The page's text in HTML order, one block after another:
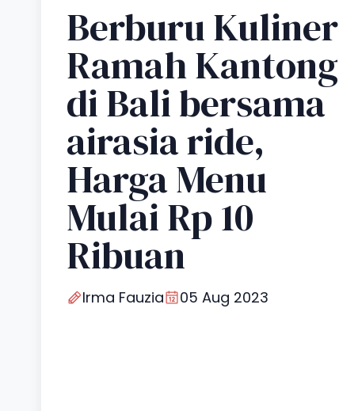
Berburu Kuliner
Ramah Kantong
di Bali bersama
airasia ride,
Harga Menu
Mulai Rp 10
Ribuan
Irma Fauzia 05 Aug 2023